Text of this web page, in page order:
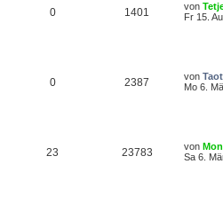
0 1401 von
Fr 15.
0 2387 von
Mo 6.
23 23783 von
Sa 6.